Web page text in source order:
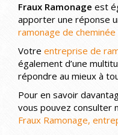
Fraux Ramonage est
apporter une réponse
ramonage de
Votre entreprise de
également d’une
répondre au mieux à
Pour en savoir
vous pouvez consulter
Fraux Ramonage,